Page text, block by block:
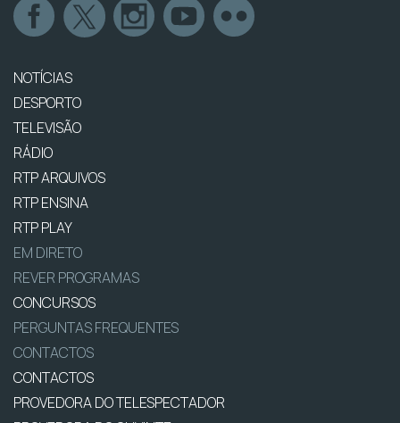
NOTÍCIAS
DESPORTO
TELEVISÃO
RÁDIO
RTP ARQUIVOS
RTP ENSINA
RTP PLAY
EM DIRETO
REVER PROGRAMAS
CONCURSOS
PERGUNTAS FREQUENTES
CONTACTOS
CONTACTOS
PROVEDORA DO TELESPECTADOR